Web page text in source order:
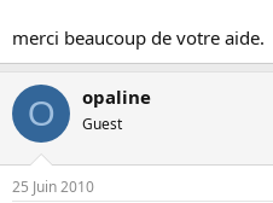
merci beaucoup de votre aide.
O opaline
Guest
25 Juin 2010